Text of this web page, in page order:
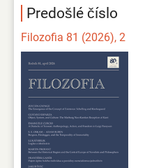
Predošlé číslo
Filozofia 81 (2026), 2